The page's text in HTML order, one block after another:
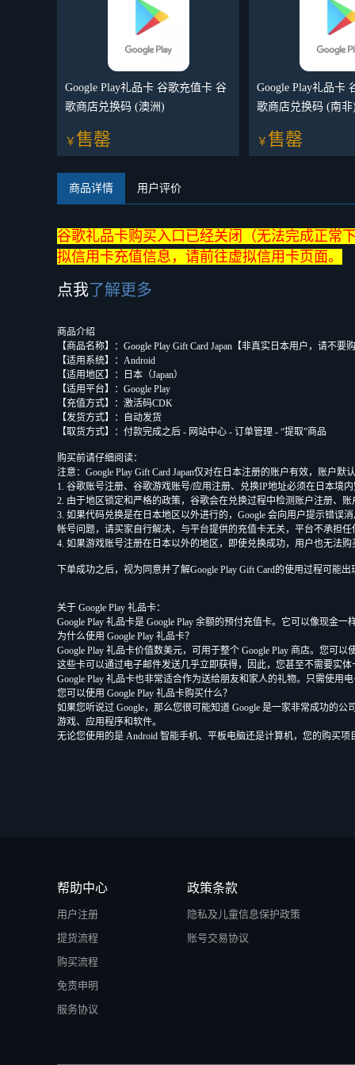
Google Play礼品卡 谷歌充值卡 谷
歌商店兑换码 (澳洲)
￥ 售罄
Google Play礼品卡
歌商店兑换码 (南非
￥ 售罄
商品详情 用户评价
谷歌礼品卡购买入口已经关闭（无法完成正常
拟信用卡充值信息，请前往虚拟信用卡页面。
点我了解更多
商品介绍
【商品名称】：Google Play Gift Card Japan【非真实日本用户，请不
【适用系统】：Android
【适用地区】：日本（Japan）
【适用平台】：Google Play
【充值方式】：激活码CDK
【发货方式】：自动发货
【取货方式】：付款完成之后 - 网站中心 - 订单管理 - “提取”商品
购买前请仔细阅读：
注意：Google Play Gift Card Japan仅对在日本注册的账户有效，账户
1. 谷歌账号注册、谷歌游戏账号/应用注册、兑换IP地址必须在日本境
2. 由于地区锁定和严格的政策，谷歌会在兑换过程中检测账户注册、
3. 如果代码兑换是在日本地区以外进行的，Google 会向用户提示错误
帐号问题，请买家自行解决，与平台提供的充值卡无关，平台不承担任
4. 如果游戏账号注册在日本以外的地区，即使兑换成功，用户也无法
下单成功之后，视为同意并了解Google Play Gift Card的使用过程可
关于 Google Play 礼品卡：
Google Play 礼品卡是 Google Play 余额的预付充值卡。它可以像现金
为什么使用 Google Play 礼品卡？
Google Play 礼品卡价值数美元，可用于整个 Google Play 商店。您可
这些卡可以通过电子邮件发送几乎立即获得，因此，您甚至不需要实
Google Play 礼品卡也非常适合作为送给朋友和家人的礼物。只需使
您可以使用 Google Play 礼品卡购买什么？
如果您听说过 Google，那么您很可能知道 Google 是一家非常成功的
游戏、应用程序和软件。
无论您使用的是 Android 智能手机、平板电脑还是计算机，您的购买
帮助中心
用户注册
提货流程
购买流程
免责申明
服务协议
政策条款
隐私及儿童信息保护政策
账号交易协议